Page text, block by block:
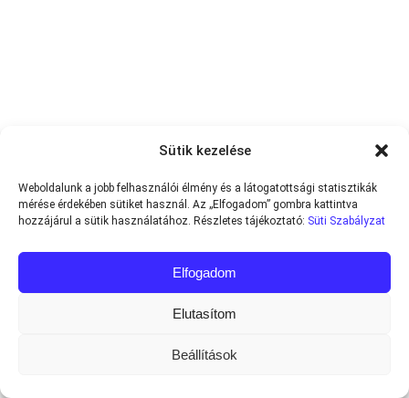
Sütik kezelése
Weboldalunk a jobb felhasználói élmény és a látogatottsági statisztikák
mérése érdekében sütiket használ. Az „Elfogadom” gombra kattintva
hozzájárul a sütik használatához. Részletes tájékoztató: Süti Szabályzat
Elfogadom
Elutasítom
Beállítások